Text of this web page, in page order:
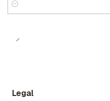
Cantidad
Legal